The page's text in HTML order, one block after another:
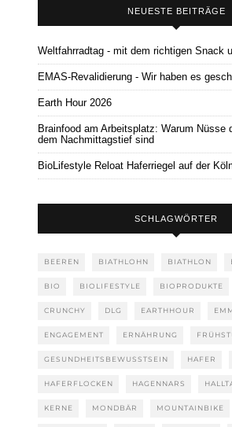
NEUESTE BEITRÄGE
Weltfahrradtag - mit dem richtigen Snack
EMAS-Revalidierung - Wir haben es
Earth Hour 2026
Brainfood am Arbeitsplatz: Warum Nüsse
dem Nachmittagstief sind
BioLifestyle Reloat Haferriegel auf der
SCHLAGWÖRTER
BEEREN BIATHLOHN BIATHLON
BIO BIOLIFESTYLE BIOPRODUKTE
CRUNCHY DLG EARTHHOUR
ENGAGEMENT ERNÄHRUNG
GESUNDHEITSBEWUSSTSEIN HAFER
HAFERFLOCKEN HAGENNARS
KERNE MONDBÄR MOUNTAINBIKE